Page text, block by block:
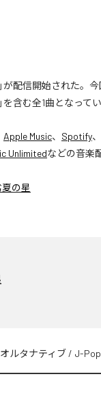
が配信開始された。
を含む全1曲となってい
Apple Music、 Spotify、
Unlimitedなどの音楽
の星
オルタナティブ / J-Pop